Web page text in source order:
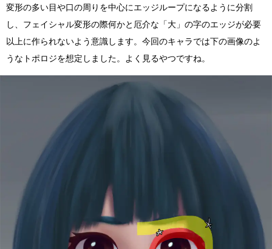
変形の多い目や口の周りを中心にエッジループになるように分割
し、フェイシャル変形の際何かと厄介な「大」の字のエッジが必要
以上に作られないよう意識します。今回のキャラでは下の画像のよ
うなトポロジを想定しました。よく見るやつですね。